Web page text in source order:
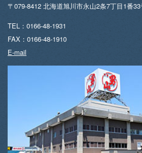
〒079-8412 北海道旭川市永山2条7丁目1番
TEL：0166-48-1931
FAX：0166-48-1910
E-mail